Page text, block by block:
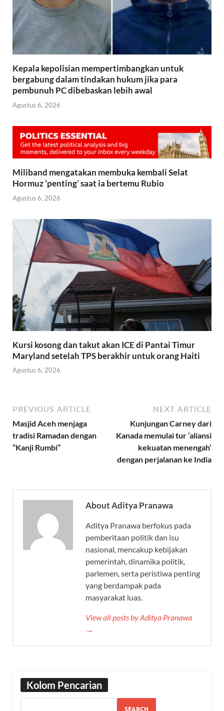
Kepala kepolisian mempertimbangkan untuk
bergabung dalam tindakan hukum jika para
pembunuh PC dibebaskan lebih awal
Agustus 6, 2026
Miliband mengatakan membuka kembali Selat
Hormuz ‘penting’ saat ia bertemu Rubio
Agustus 6, 2026
Kursi kosong dan takut akan ICE di Pantai Timur
Maryland setelah TPS berakhir untuk orang Haiti
Agustus 6, 2026
PREVIOUS ARTICLE
Masjid Aceh menjaga
tradisi Ramadan dengan
“Kanji Rumbi”
NEXT ARTICLE
Kunjungan Carney dari
Kanada memulai tur ‘aliansi
kekuatan menengah’
dengan perjalanan ke India
About Aditya Pranawa
Aditya Pranawa berfokus pada
pemberitaan politik dan isu
nasional, mencakup kebijakan
pemerintah, dinamika politik,
parlemen, serta peristiwa penting
yang berdampak pada
masyarakat luas.
View all posts by Aditya Pranawa
→
Kolom Pencarian
SEARCH